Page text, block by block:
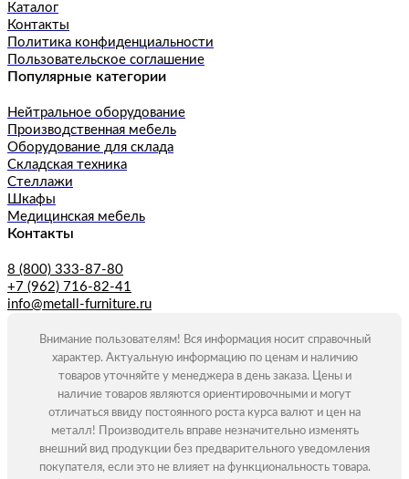
Каталог
Контакты
Политика конфиденциальности
Пользовательское соглашение
Популярные категории
Нейтральное оборудование
Производственная мебель
Оборудование для склада
Складская техника
Стеллажи
Шкафы
Медицинская мебель
Контакты
8 (800) 333-87-80
+7 (962) 716-82-41
info@metall-furniture.ru
Внимание пользователям! Вся информация носит справочный
характер. Актуальную информацию по ценам и наличию
товаров уточняйте у менеджера в день заказа. Цены и
наличие товаров являются ориентировочными и могут
отличаться ввиду постоянного роста курса валют и цен на
металл! Производитель вправе незначительно изменять
внешний вид продукции без предварительного уведомления
покупателя, если это не влияет на функциональность товара.